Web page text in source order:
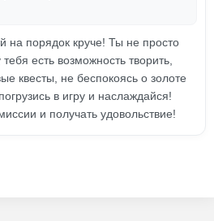
на порядок круче! Ты не просто
есть возможность творить,
квесты, не беспокоясь о золоте
в игру и наслаждайся!
и получать удовольствиe!